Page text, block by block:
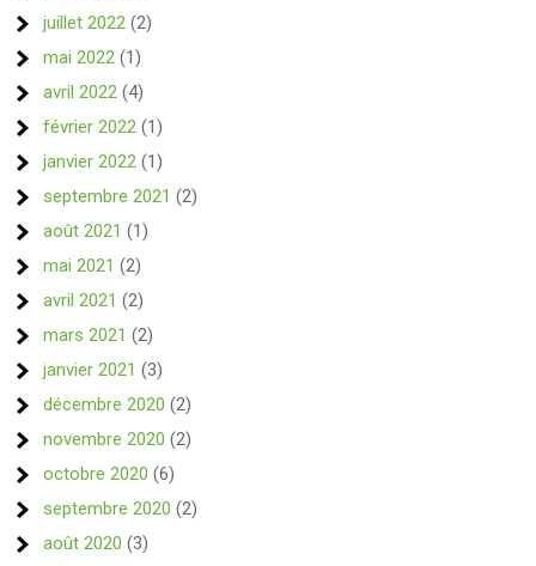
juillet 2022 (2)
mai 2022 (1)
avril 2022 (4)
février 2022 (1)
janvier 2022 (1)
septembre 2021 (2)
août 2021 (1)
mai 2021 (2)
avril 2021 (2)
mars 2021 (2)
janvier 2021 (3)
décembre 2020 (2)
novembre 2020 (2)
octobre 2020 (6)
septembre 2020 (2)
août 2020 (3)